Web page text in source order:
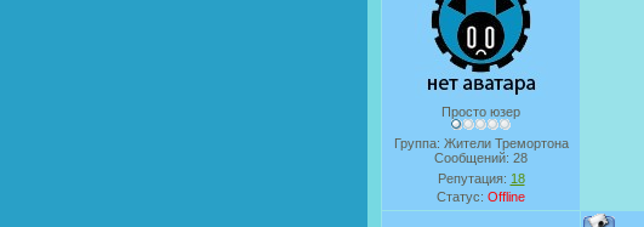
Просто юзер
Группа: Жители Тремортона
Сообщений: 28
Репутация: 18
Статус: Offline